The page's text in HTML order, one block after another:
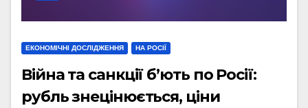
ЕКОНОМІЧНІ ДОСЛІДЖЕННЯ НА РОСІЇ
Війна та санкції б’ють по Росії:
рубль знецінюється, ціни